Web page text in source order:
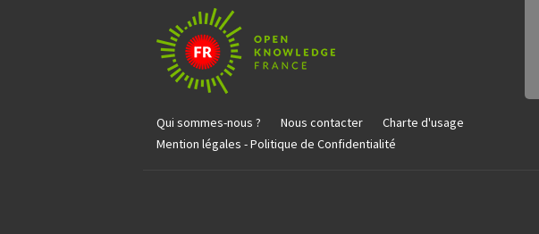
Qui sommes-nous ? Nous contacter
Charte d'usage
Mention légales - Politique de Confidentialité